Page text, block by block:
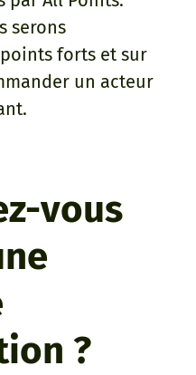
serons
forts et sur
un acteur
vous
?